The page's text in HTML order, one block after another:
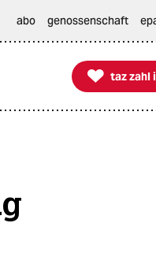
abo genossenschaft

taz zahl ich
taz zahl